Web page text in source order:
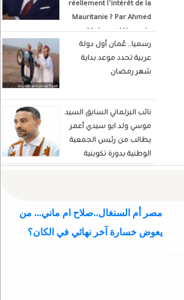
réellement l’intérêt de la
Mauritanie ? Par Ahmed
Mohamed Hamada
Écrivain et analyste
politique
رسميا.. عُمان أول دولة
عربية تحدد موعد بداية
شهر رمضان
نائب البرلماني السابق السيد
موسي ولد ابو سيدي أعمر
يطالب من رئيس الجمعية
الوطنية بدورة تكوينية
للنواب الجديد
مصر أم السنغال..صلاح ام ماني... من
يعوض خسارة آخر نهائي في الكان؟